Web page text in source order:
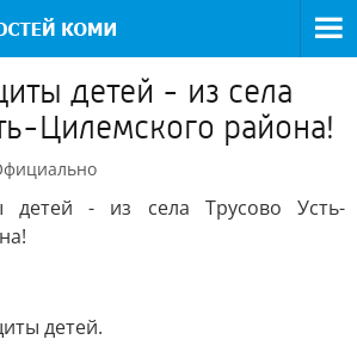
детей - из села
Цилемского района!
- из села Трусово Усть-
детей.